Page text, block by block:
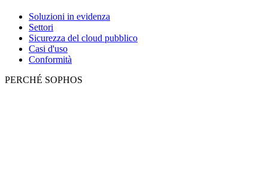
Soluzioni in evidenza
Settori
Sicurezza del cloud pubblico
Casi d'uso
Conformità
PERCHÉ SOPHOS